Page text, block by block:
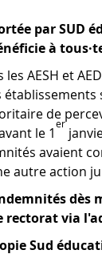
par SUD
à
AESH et
de
le 1
er
avaient
autre action
dès
rectorat via
Sud